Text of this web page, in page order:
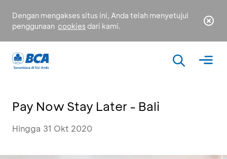
Dengan mengakses situs ini, Anda telah menyetujui
penggunaan cookies dari kami.
Pay Now Stay Later - Bali
Hingga 31 Okt 2020